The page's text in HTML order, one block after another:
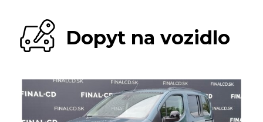
Dopyt na vozidlo